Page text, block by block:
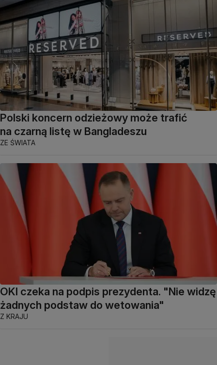
Polski koncern odzieżowy może trafić
na czarną listę w Bangladeszu
ZE ŚWIATA
OKI czeka na podpis prezydenta. "Nie widzę
żadnych podstaw do wetowania"
Z KRAJU